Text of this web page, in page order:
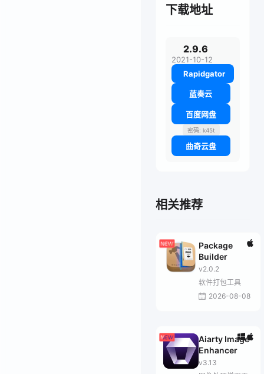
下载地址
2.9.6
2021-10-12
Rapidgator
蓝奏云
百度网盘
密码: k45t
曲奇云盘
相关推荐
Package
Builder
v2.0.2
软件打包工具
2026-08-08
Aiarty Image
Enhancer
v3.13